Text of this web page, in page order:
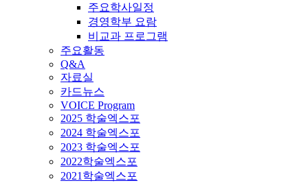
주요학사일정
경영학부 요람
비교과 프로그램
주요활동
Q&A
자료실
카드뉴스
VOICE Program
2025 학술엑스포
2024 학술엑스포
2023 학술엑스포
2022학술엑스포
2021학술엑스포